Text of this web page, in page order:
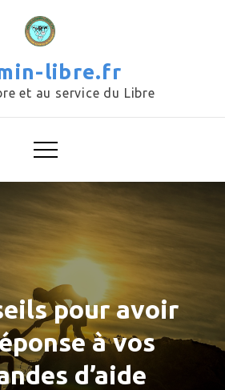
libre.fr
et au service du Libre
pour avoir
à vos
d’aide